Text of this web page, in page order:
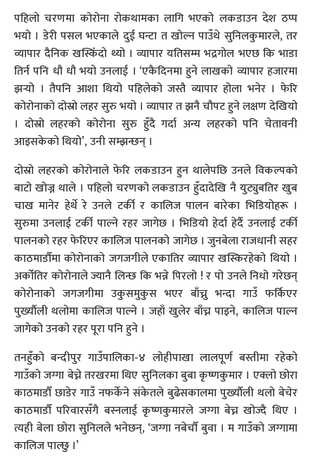
पहिलो चरणमा कोरोना रोकथामका लागि भएको लकडाउन देश ठप्प
भयो । डेरी पसल भएकाले दुई घन्टा त खोल्न पाउँथे सुनिलकुमारले, तर
व्यापार दैनिक खस्किँदो थ्यो । व्यापार यतिसम्म भद्रगोल भएछ कि भाडा
तिर्न पनि धौ धौ भयो उनलाई । ‘एकैदिनमा हुने लाखको व्यापार हजारमा
झर्‍यो । तैपनि आशा थियो पहिलेको जस्तै व्यापार होला भनेर । फेरि
कोरोनाको दोस्रो लहर सुरु भयो । व्यापार त झनै चौपट हुने लक्षण देखियो
। दोस्रो लहरको कोरोना सुरु हुँदै गर्दा अन्य लहरको पनि चेतावनी
आइसकेको थियो’, उनी सम्झन्छन् ।
दोस्रो लहरको कोरोनाले फेरि लकडाउन हुन थालेपछि उनले विकल्पको
बाटो खोज्न थाले । पहिलो चरणको लकडाउन हुँदादेखि नै युट्युबतिर खुब
चाख मानेर हेर्थे रे उनले टर्की र कालिज पालन बारेका भिडियोहरू ।
सुरुमा उनलाई टर्की पाल्ने रहर जागेछ । भिडियो हेर्दा हेर्दै उनलाई टर्की
पालनको रहर फेरिएर कालिज पालनको जागेछ । जुनबेला राजधानी सहर
काठमाडौँमा कोरोनाको जगजगीले एकातिर व्यापार खस्किरहेको थियो ।
अर्कोतिर कोरोनाले ज्यानै लिन्छ कि भन्ने पिरलो ! र पो उनले निधो गरेछन्
कोरोनाको जगजगीमा उकुसमुकुस भएर बाँच्नु भन्दा गाउँ फर्किएर
पुर्ख्याैली थलोमा कालिज पाल्ने । जहाँ खुलेर बाँच्न पाइने, कालिज पाल्न
जागेको उनको रहर पूरा पनि हुने ।
तनहुँको बन्दीपुर गाउँपालिका-४ लोहीपाखा लालपूर्ण बस्तीमा रहेको
गाउँको जग्गा बेच्ने तरखरमा थिए सुनिलका बुबा कृष्णकुमार । एक्लो छोरा
काठमाडौँ छाडेर गाउँ नफर्केने संकेतले बुढेसकालमा पुर्ख्याैली थलो बेचेर
काठमाडौँ परिवारसँगै बस्नलाई कृष्णकुमारले जग्गा बेच्न खोज्दै थिए ।
त्यही बेला छोरा सुनिलले भनेछन्, ‘जग्गा नबेचौँ बुवा । म गाउँको जग्गामा
कालिज पाल्छु ।’